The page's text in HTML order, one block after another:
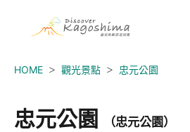
HOME 觀光景點 忠元公園
忠元公園 （忠元公園）